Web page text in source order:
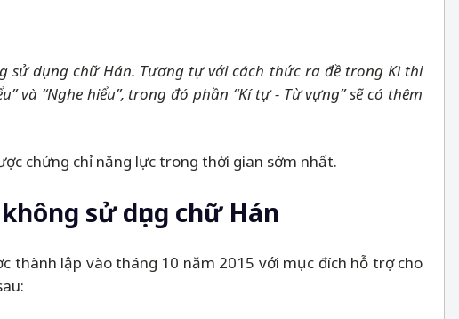
sử dụng chữ Hán. Tương tự với cách thức ra đề trong Kì thi
và “Nghe hiểu”, trong đó phần “Kí tự - Từ vựng” sẽ có thêm
chứng chỉ năng lực trong thời gian sớm nhất.
sử dụng chữ Hán
thành lập vào tháng 10 năm 2015 với mục đích hỗ trợ cho